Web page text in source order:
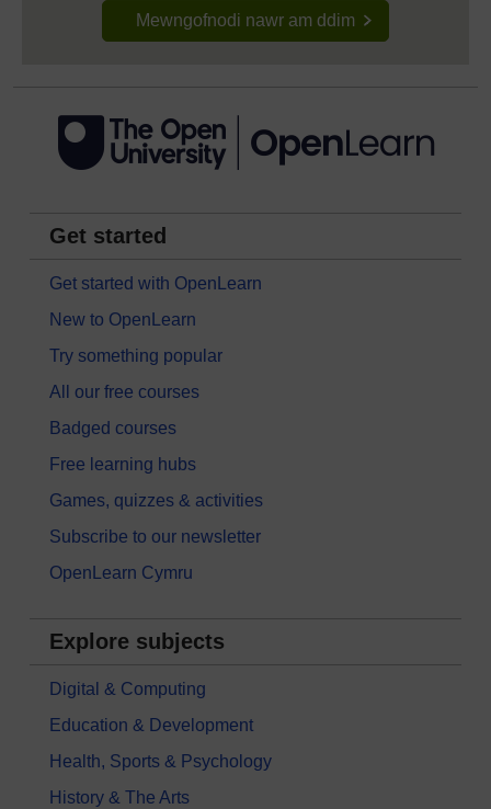
Mewngofnodi nawr am ddim
Get started
Get started with OpenLearn
New to OpenLearn
Try something popular
All our free courses
Badged courses
Free learning hubs
Games, quizzes & activities
Subscribe to our newsletter
OpenLearn Cymru
Explore subjects
Digital & Computing
Education & Development
Health, Sports & Psychology
History & The Arts